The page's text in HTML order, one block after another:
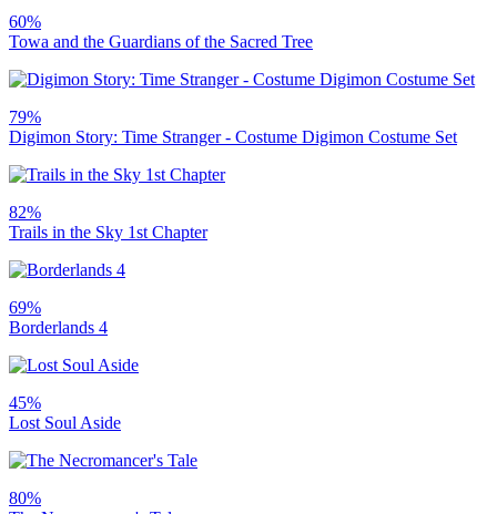
60%
Towa and the Guardians of the Sacred Tree
79%
Digimon Story: Time Stranger - Costume Digimon Costume Set
82%
Trails in the Sky 1st Chapter
69%
Borderlands 4
45%
Lost Soul Aside
80%